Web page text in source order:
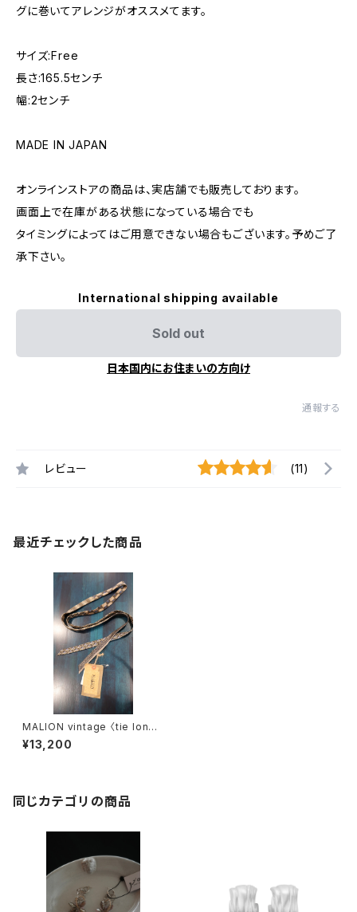
グに巻いてアレンジがオススメてます。
サイズ:Free
長さ:165.5センチ
幅:2センチ
MADE IN JAPAN
オンラインストアの商品は、実店舗でも販売しております。
画面上で在庫がある状態になっている場合でも
タイミングによってはご用意できない場合もございます。予めご了
承下さい。
International shipping available
Sold out
日本国内にお住まいの方向け
通報する
レビュー (11)
最近チェックした商品
MALION vintage 〈tie long
choker〉
¥13,200
同じカテゴリの商品